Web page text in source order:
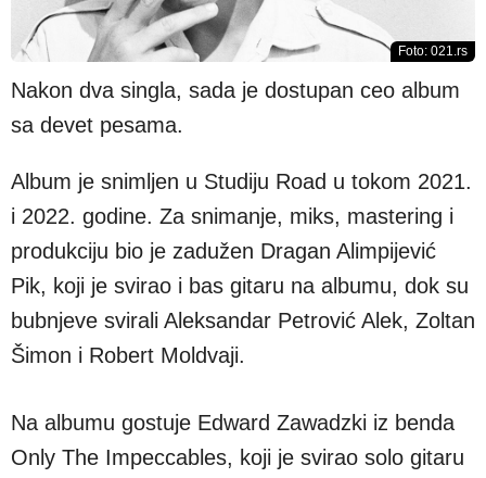
Foto: 021.rs
Nakon dva singla, sada je dostupan ceo album
sa devet pesama.
Album je snimljen u Studiju Road u tokom 2021.
i 2022. godine. Za snimanje, miks, mastering i
produkciju bio je zadužen Dragan Alimpijević
Pik, koji je svirao i bas gitaru na albumu, dok su
bubnjeve svirali Aleksandar Petrović Alek, Zoltan
Šimon i Robert Moldvaji.
Na albumu gostuje Edward Zawadzki iz benda
Only The Impeccables, koji je svirao solo gitaru